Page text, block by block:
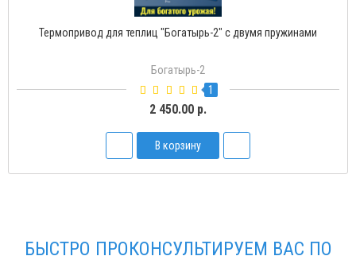
Термопривод для теплиц "Богатырь-2" с двумя пружинами
Богатырь-2
1
2 450.00 р.
В корзину
БЫСТРО ПРОКОНСУЛЬТИРУЕМ ВАС ПО